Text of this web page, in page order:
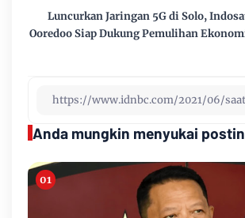
Luncurkan Jaringan 5G di Solo,
Ooredoo Siap Dukung Pemulihan
Anda mungkin menyukai